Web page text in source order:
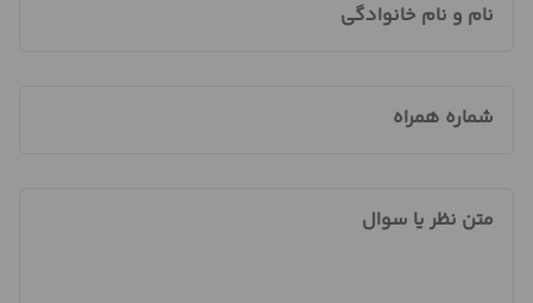
نام و نام خانوادگی
شماره همراه
متن نظر یا سوال